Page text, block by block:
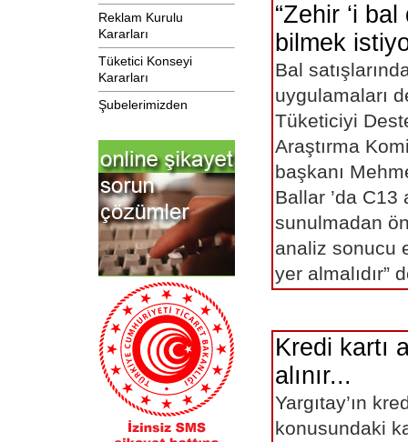
Reklam Kurulu
Kararları
Tüketici Konseyi
Kararları
Şubelerimizden
“Zehir ‘i
bilmek
Bal
uygulamaları
Tüketiciyi
Araştırma
başkanı
Ballar ’da
sunulmadan
analiz sonucu
yer
Kredi kartı
alınır...
Yargıtay’ın
konusundaki